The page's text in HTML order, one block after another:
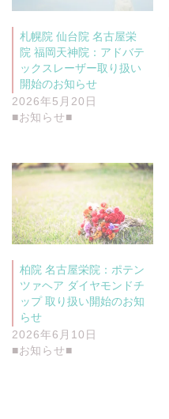
ン
ド
ウ
で
開
き
ま
す
)
札幌院 仙台院 名古屋栄
院 福岡天神院：アドバテ
ックスレーザー取り扱い
開始のお知らせ
2026年5月20日
■お知らせ■
柏院 名古屋栄院：ポテン
ツァヘア ダイヤモンドチ
ップ 取り扱い開始のお知
らせ
2026年6月10日
■お知らせ■